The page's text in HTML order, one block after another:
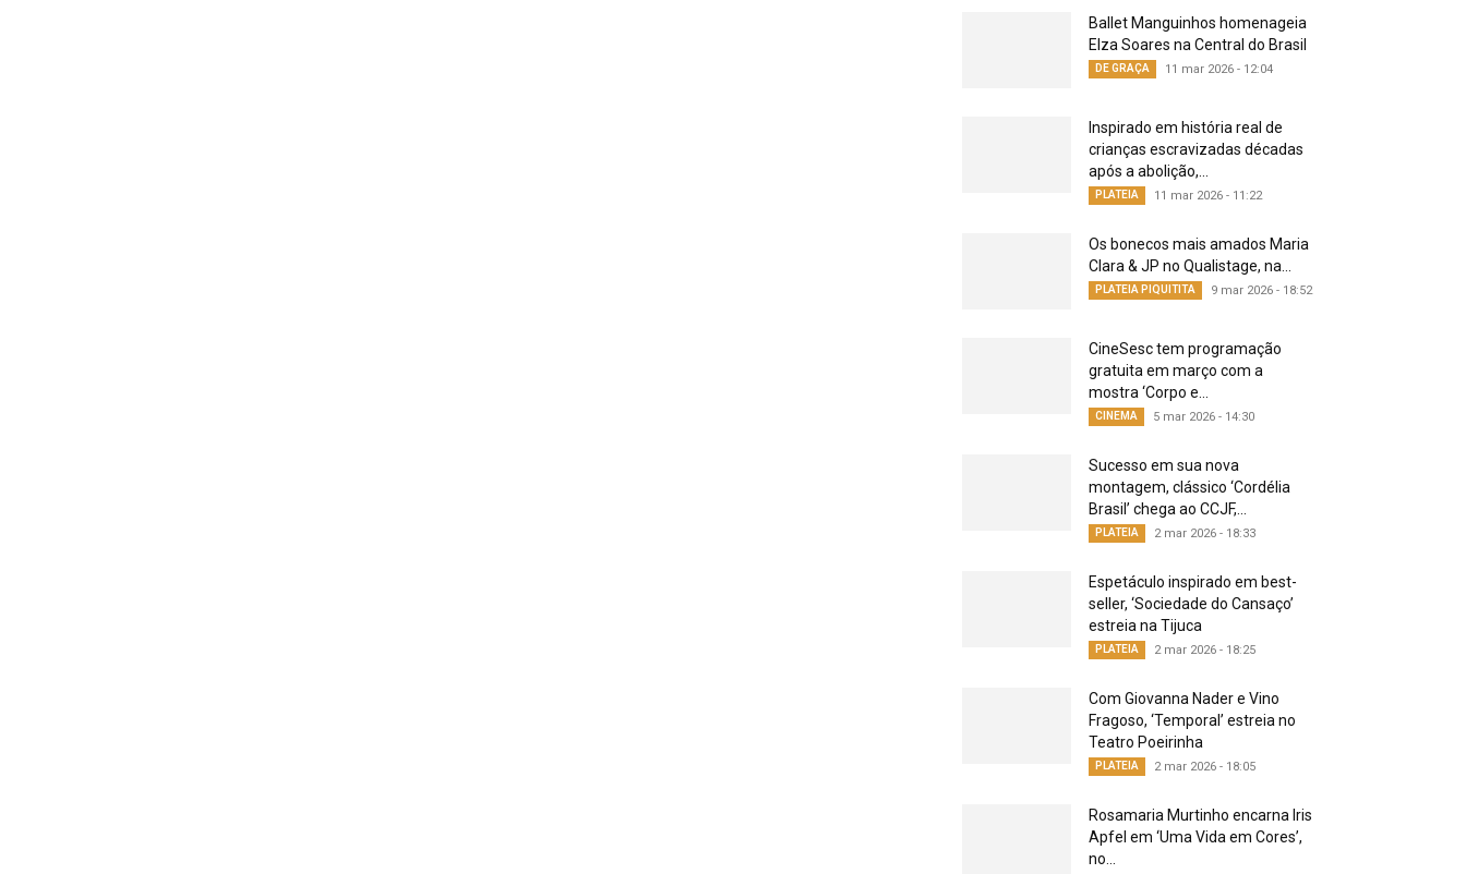
Ballet Manguinhos homenageia
Elza Soares na Central do Brasil
DE GRAÇA 11 mar 2026 - 12:04
Inspirado em história real de
crianças escravizadas décadas
após a abolição,...
PLATEIA 11 mar 2026 - 11:22
Os bonecos mais amados Maria
Clara & JP no Qualistage, na...
PLATEIA PIQUITITA 9 mar 2026 - 18:52
CineSesc tem programação
gratuita em março com a
mostra ‘Corpo e...
CINEMA 5 mar 2026 - 14:30
Sucesso em sua nova
montagem, clássico ‘Cordélia
Brasil’ chega ao CCJF,...
PLATEIA 2 mar 2026 - 18:33
Espetáculo inspirado em best-
seller, ‘Sociedade do Cansaço’
estreia na Tijuca
PLATEIA 2 mar 2026 - 18:25
Com Giovanna Nader e Vino
Fragoso, ‘Temporal’ estreia no
Teatro Poeirinha
PLATEIA 2 mar 2026 - 18:05
Rosamaria Murtinho encarna Iris
Apfel em ‘Uma Vida em Cores’,
no...